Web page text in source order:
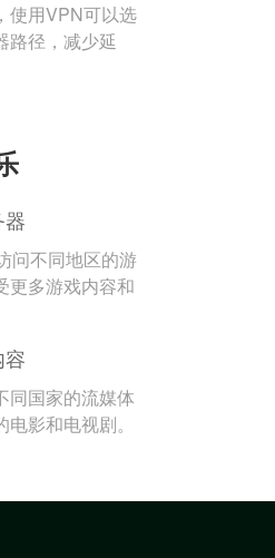
使用VPN可以选
路径，减少延
问不同地区的游
更多游戏内容和
同国家的流媒体
影和电视剧。